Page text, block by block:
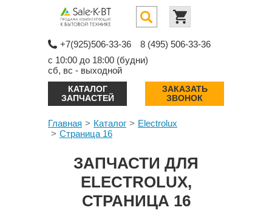
+7(925)506-33-36
8 (495) 506-33-36
с 10:00 до 18:00 (будни)
сб, вс - выходной
КАТАЛОГ
ЗАПЧАСТЕЙ
ЗАКАЗАТЬ
ЗВОНОК
Главная Каталог
Electrolux
Страница 16
ЗАПЧАСТИ ДЛЯ
ELECTROLUX,
СТРАНИЦА 16